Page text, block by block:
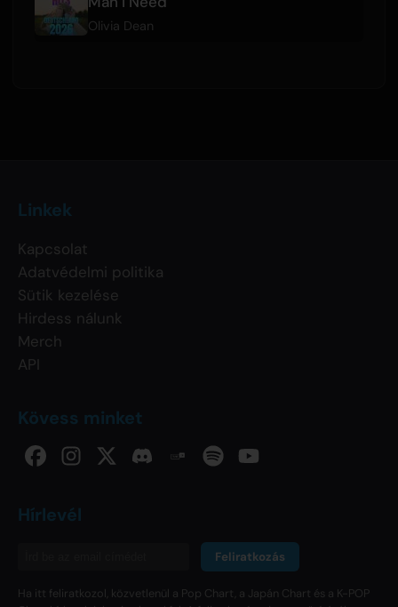
Olivia Dean
Linkek
Kapcsolat
Adatvédelmi politika
Sütik kezelése
Hirdess nálunk
Merch
API
Kövess minket
Hírlevél
Feliratkozás
Ha itt feliratkozol, közvetlenül a Pop Chart, a Japán Chart és a K-POP